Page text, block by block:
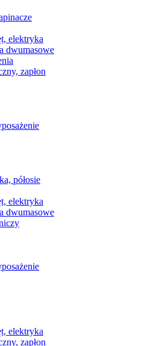
elektryka
dwumasowe
zapłon
półosie
elektryka
dwumasowe
elektryka
zapłon